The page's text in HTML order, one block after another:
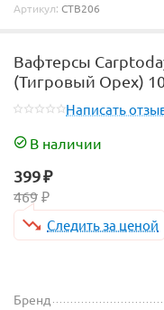
Артикул: CTB206
Вафтерсы
(Тигровый Орех)
Написать
В наличии
399₽
469 ₽
Следить за ценой
Бренд